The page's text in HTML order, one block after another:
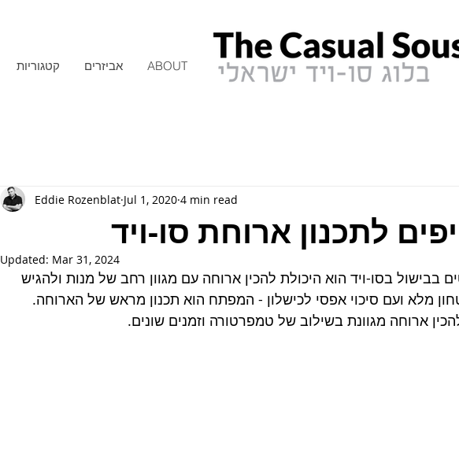
קטגוריות אביזרים ABOUT
לתכנון ארוחת סו-ויד
Eddie Rozenblat Jul 1, 2020 4 min read
Updated: Mar 31, 2024
בבישול בסו-ויד הוא היכולת להכין ארוחה עם מגוון רחב של מנות ולהגיש
מלא ועם סיכוי אפסי לכישלון - המפתח הוא תכנון מראש של הארוחה.
ארוחה מגוונת בשילוב של טמפרטורה וזמנים שונים.